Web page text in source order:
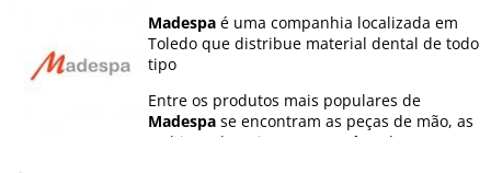
Madespa é uma companhia localizada em
Toledo que distribue material dental de todo
tipo
Entre os produtos mais populares de
Madespa se encontram as peças de mão, as
turbinas dentais, os contra-ângulos, os